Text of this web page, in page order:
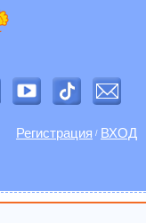
Регистрация / ВХОД